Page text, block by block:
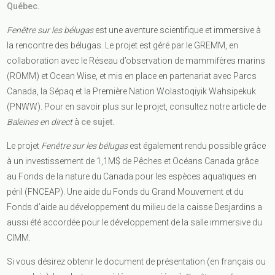
Québec.
Fenêtre sur les bélugasest une aventure scientifique et immersive à
la rencontre des bélugas. Le projet est géré par le GREMM, en
collaboration avec le Réseau d’observation de mammifères marins
(ROMM) et Ocean Wise, et mis en place en partenariat avec Parcs
Canada, la Sépaq et la Première Nation Wolastoqiyik Wahsipekuk
(PNWW). Pour en savoir plus sur le projet, consultez notre article de
Baleines en directà ce sujet.
Le projet Fenêtre sur les bélugasest également rendu possible grâce
à un investissement de 1,1M$ de Pêches et Océans Canada grâce
au Fonds de la nature du Canada pour les espèces aquatiques en
péril (FNCEAP). Une aide du Fonds du Grand Mouvement et du
Fonds d’aide au développement du milieu de la caisse Desjardins a
aussi été accordée pour le développement de la salle immersive du
CIMM.
Si vous désirez obtenir le document de présentation (en français ou